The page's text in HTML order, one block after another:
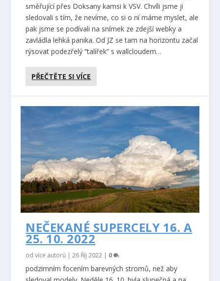
směřující přes Doksany kamsi k VSV. Chvíli jsme ji
sledovali s tím, že nevíme, co si o ní máme myslet, ale
pak jsme se podívali na snímek ze zdejší webky a
zavládla lehká panika. Od JZ se tam na horizontu začal
rýsovat podezřelý “talířek” s wallcloudem…
PŘEČTĚTE SI VÍCE
NEČEKANÉ SUPERCELY 16. A
25. 10. 2022
od více autorů |26 Říj 2022 | 0
podzimním focením barevných stromů, než aby